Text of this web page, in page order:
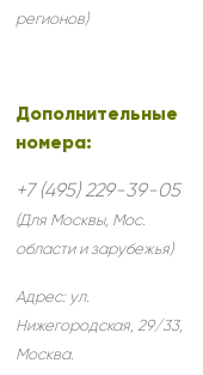
регионов)
Дополнительные
номера:
+7 (495) 229-39-05
(Для Москвы, Мос.
области и зарубежья)
Адрес: ул.
Нижегородская, 29/33,
Москва.